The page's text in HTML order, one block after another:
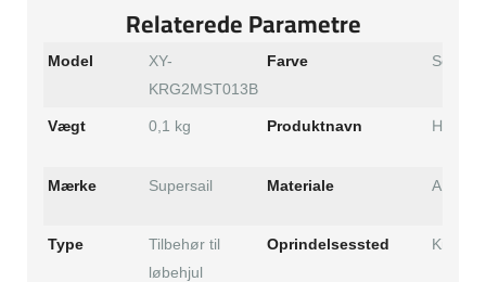
Relaterede Parametre
Model
XY-
KRG2MST013B
Farve Sort
Vægt 0,1 kg Produktnavn
Mærke Supersail Materiale ABS
Type
Tilbehør til
løbehjul
Oprindelsessted Kina